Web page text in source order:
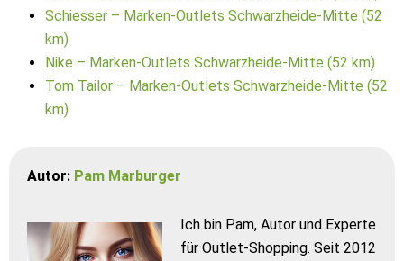
Schiesser – Marken-Outlets Schwarzheide-Mitte (52
km)
Nike – Marken-Outlets Schwarzheide-Mitte (52 km)
Tom Tailor – Marken-Outlets Schwarzheide-Mitte (52
km)
Autor: Pam Marburger
Ich bin Pam, Autor und Experte
für Outlet-Shopping. Seit 2012